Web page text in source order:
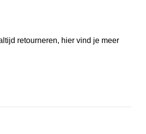
retourneren, hier vind je meer